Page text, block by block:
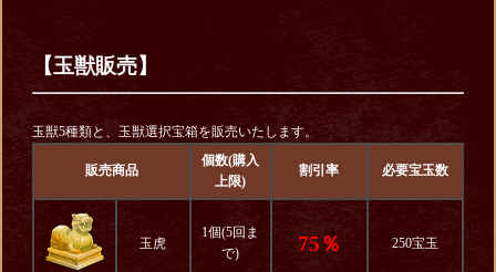
【玉獣販売】
玉獣5種類と、玉獣選択宝箱を販売いたします。
販売商品
個数(購入
上限)
割引率 必要宝玉数
玉虎
1個(5回ま
で)
75％ 250宝玉